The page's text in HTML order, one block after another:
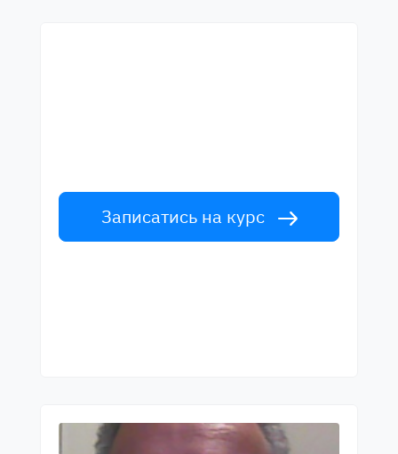
Записатись на курс